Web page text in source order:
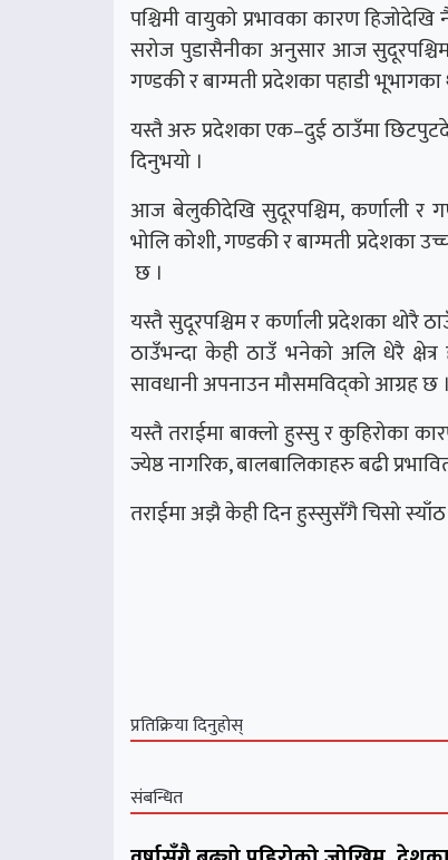
पश्चिमी वायुको प्रभावका कारण
सरोज पुडासैनीका अनुसार आज
गण्डकी र बाग्मती प्रदेशका पहाडी
यस्तै अरु प्रदेशका एक–दुई ठाउँमा
दिनुभयो ।
आज बेलुकीदेखि सुदूरपश्चिम, कर्णाली र
भोलि कोशी, गण्डकी र बाग्मती प्रदेशका
छ ।
यस्तै सुदूरपश्चिम र कर्णाली प्रदेशका थोरै
ठाउँभन्दा केही ठाउँ भनेको अलि धेरै
सावधानी अपनाउन मौसमविद्को आग्रह छ ।
यस्तै तराईमा बाक्लो हुस्सु र कुहिरोका
ज्येष्ठ नागरिक, बालबालिकाहरु बढी
तराईमा अझै केही दिन हुस्सुसँगै चिसो
प्रतिक्रिया दिनुहोस्
संबन्धित